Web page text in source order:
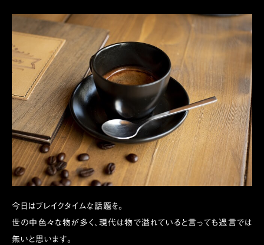
今日はブレイクタイムな話題を。
世の中色々な物が多く、現代は物で溢れていると言っても過言では
無いと思います。